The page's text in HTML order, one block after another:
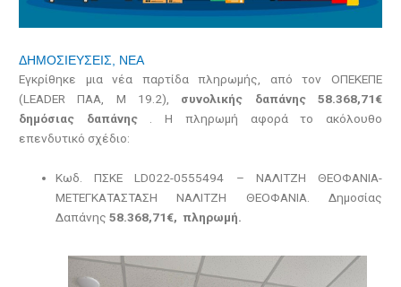
ΔΗΜΟΣΙΕΥΣΕΙΣ, ΝΕΑ
Εγκρίθηκε μια νέα παρτίδα πληρωμής, από τον ΟΠΕΚΕΠΕ
(LEADER ΠΑΑ, Μ 19.2), συνολικής δαπάνης 58.368,71€
δημόσιας δαπάνης
. Η πληρωμή αφορά το ακόλουθο
επενδυτικό σχέδιο:
Κωδ. ΠΣΚΕ LD022-0555494 – ΝΑΛΙΤΖΗ ΘΕΟΦΑΝΙΑ-
ΜΕΤΕΓΚΑΤΑΣΤΑΣΗ ΝΑΛΙΤΖΗ ΘΕΟΦΑΝΙΑ. Δημοσίας
Δαπάνης58.368,71€, πληρωμή.